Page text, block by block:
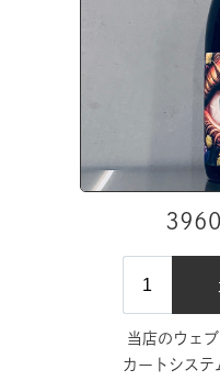
当店のウェ
カートシステ